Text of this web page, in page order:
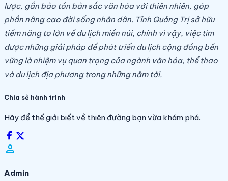
lược, gắn bảo tồn bản sắc văn hóa với thiên nhiên, góp
phần nâng cao đời sống nhân dân. Tỉnh Quảng Trị sở hữu
tiềm năng to lớn về du lịch miền núi, chính vì vậy, việc tìm
được những giải pháp để phát triển du lịch cộng đồng bền
vững là nhiệm vụ quan trọng của ngành văn hóa, thể thao
và du lịch địa phương trong những năm tới.
Chia sẻ hành trình
Hãy để thế giới biết về thiên đường bạn vừa khám phá.
person_filled
Admin